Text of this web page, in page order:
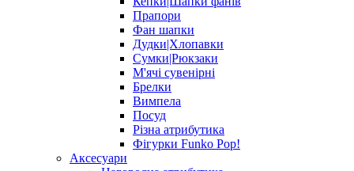
Прапори
Фан шапки
Дудки|Хлопавки
Сумки|Рюкзаки
М'ячі сувенірні
Брелки
Вимпела
Посуд
Різна атрибутика
Фігурки Funko Pop!
Аксесуари